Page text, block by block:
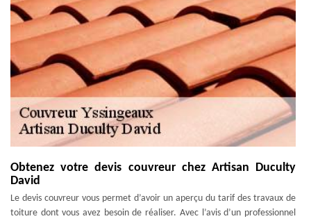
Obtenez votre devis couvreur chez Artisan Duculty
David
Le devis couvreur vous permet d’avoir un aperçu du tarif des travaux de
toiture dont vous avez besoin de réaliser. Avec l’avis d’un professionnel